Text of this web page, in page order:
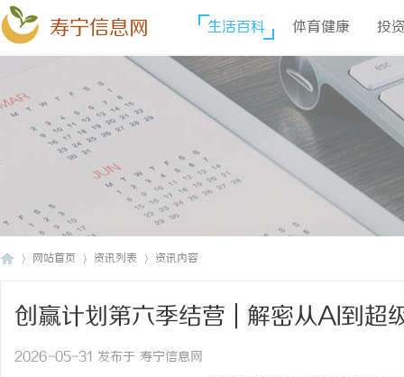
寿宁信息网 生活百科 体育健康 投
网站首页 资讯列表 资讯内容
创赢计划第六季结营 | 解密从AI到超
2026-05-31 发布于 寿宁信息网